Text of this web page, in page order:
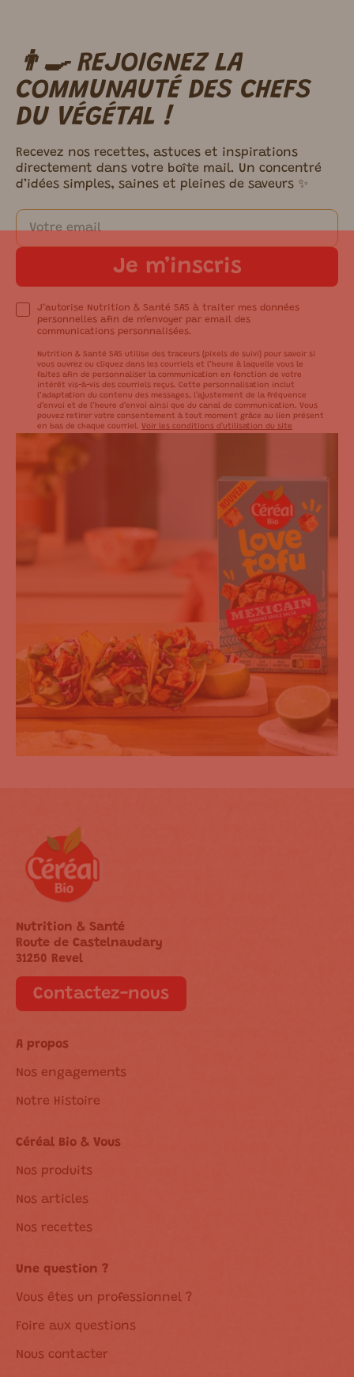
👨‍🍳 REJOIGNEZ LA
COMMUNAUTÉ DES CHEFS
DU VÉGÉTAL !
Recevez nos recettes, astuces et inspirations
directement dans votre boîte mail. Un concentré
d’idées simples, saines et pleines de saveurs ✨
ici.
Je m’inscris
J’autorise Nutrition & Santé SAS à traiter mes données
personnelles afin de m’envoyer par email des
communications personnalisées.
Nutrition & Santé SAS utilise des traceurs (pixels de suivi) pour savoir si
vous ouvrez ou cliquez dans les courriels et l’heure à laquelle vous le
faites afin de personnaliser la communication en fonction de votre
intérêt vis-à-vis des courriels reçus. Cette personnalisation inclut
l’adaptation du contenu des messages, l'ajustement de la fréquence
d’envoi et de l’heure d’envoi ainsi que du canal de communication. Vous
pouvez retirer votre consentement à tout moment grâce au lien présent
en bas de chaque courriel.Voir les conditions d'utilisation du site
Nutrition & Santé
Route de Castelnaudary
31250 Revel
Contactez-nous
A propos
Nos engagements
Notre Histoire
Céréal Bio & Vous
Nos produits
Nos articles
Nos recettes
Une question ?
Vous êtes un professionnel ?
Foire aux questions
Nous contacter